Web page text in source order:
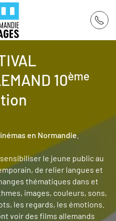
10ème
en Normandie.
le jeune public au
de relier langues et
thématiques dans et
images, couleurs, sons,
les regards, les émotions.
voir des films allemands